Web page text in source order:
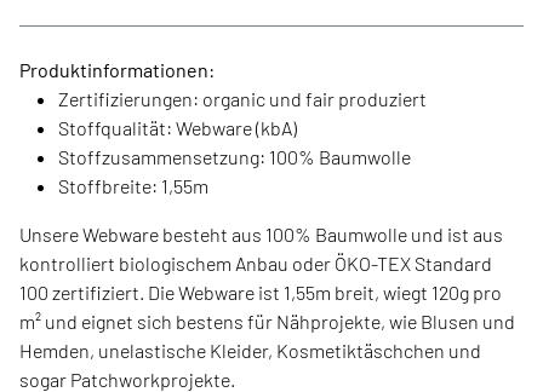
Produktinformationen:
Zertifizierungen: organic und fair produziert
Stoffqualität: Webware (kbA)
Stoffzusammensetzung: 100% Baumwolle
Stoffbreite: 1,55m
Unsere Webware besteht aus 100% Baumwolle und ist aus
kontrolliert biologischem Anbau oder ÖKO-TEX Standard
100 zertifiziert. Die Webware ist 1,55m breit, wiegt 120g pro
m² und eignet sich bestens für Nähprojekte, wie Blusen und
Hemden, unelastische Kleider, Kosmetiktäschchen und
sogar Patchworkprojekte.